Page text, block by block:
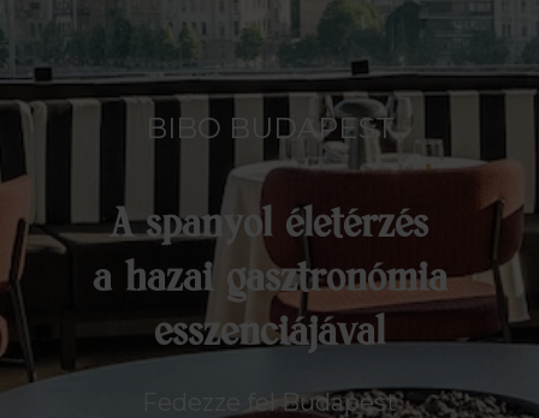
BIBO BUDAPEST
A spanyol életérzés
a hazai gasztronómia
esszenciájával
Fedezze fel Budapest